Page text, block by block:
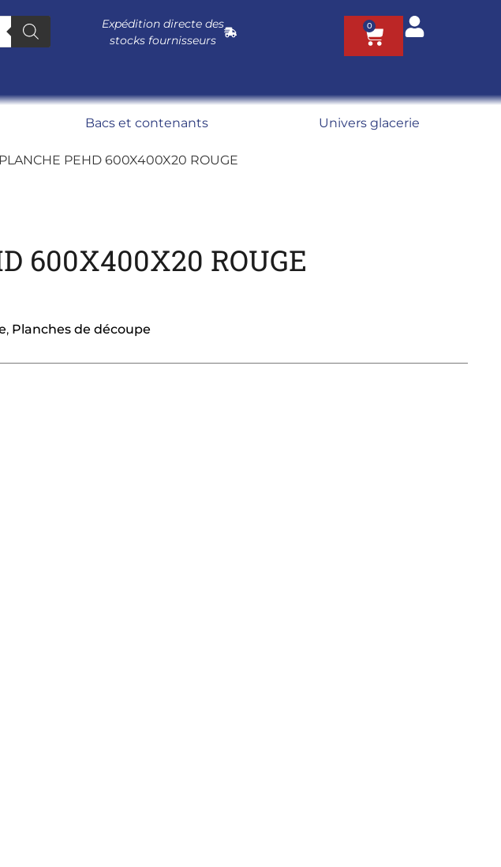
Expédition directe des
stocks fournisseurs
0
Bacs et contenants Univers glacerie
PEHD 600X400X20 ROUGE
600X400X20 ROUGE
, Planches de découpe